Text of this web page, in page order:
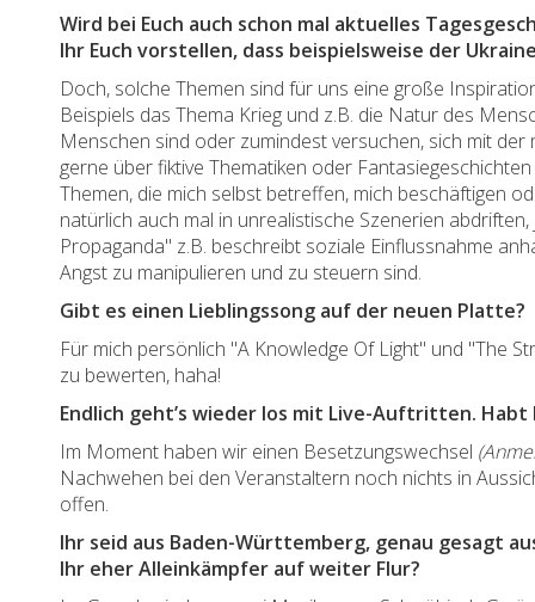
Wird bei Euch auch schon mal aktuelles
Ihr Euch vorstellen, dass beispielsweise der
Doch, solche Themen sind für uns eine große
Beispiels das Thema Krieg und z.B. die Natur des
Menschen sind oder zumindest versuchen, sich mit
gerne über fiktive Thematiken oder
Themen, die mich selbst betreffen, mich beschäftigen
natürlich auch mal in unrealistische Szenerien
Propaganda" z.B. beschreibt soziale Einflussnahme
Angst zu manipulieren und zu steuern sind.
Gibt es einen Lieblingssong auf der neuen Platte?
Für mich persönlich "A Knowledge Of Light" und "The
zu bewerten, haha!
Endlich geht’s wieder los mit Live-Auftritten.
Im Moment haben wir einen Besetzungswechsel
Nachwehen bei den Veranstaltern noch nichts in
offen.
Ihr seid aus Baden-Württemberg, genau gesagt
Ihr eher Alleinkämpfer auf weiter Flur?